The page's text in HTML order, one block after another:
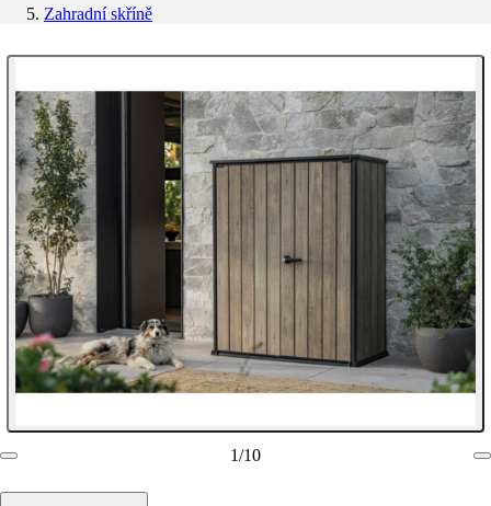
Zahradní skříně
1/10